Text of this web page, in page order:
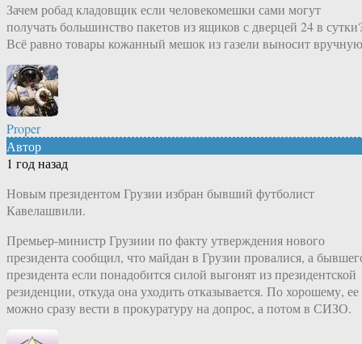
Зачем робад кладовщик если человекомешки сами могут
получать большинство пакетов из ящиков с дверцей 24 в
Всё равно товары кожанный мешок из газели выносит
Proper
Автор
1 год назад
Новым президентом Грузии избран бывший футболист
Кавелашвили.
Премьер-министр Грузиии по факту утверждения нового
президента сообщил, что майдан в Грузии провалися, а
президента если понадобится силой выгонят из президентской
резиденции, откуда она уходить отказывается. По хорошему, ее
можно сразу вести в прокуратуру на допрос, а потом в СИЗО.